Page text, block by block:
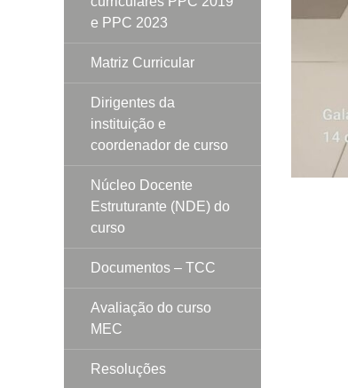
e PPC 2023
Matriz Curricular
Dirigentes da
instituição e
coordenador de curso
Núcleo Docente
Estruturante (NDE) do
curso
Documentos – TCC
Avaliação do curso
MEC
Resoluções